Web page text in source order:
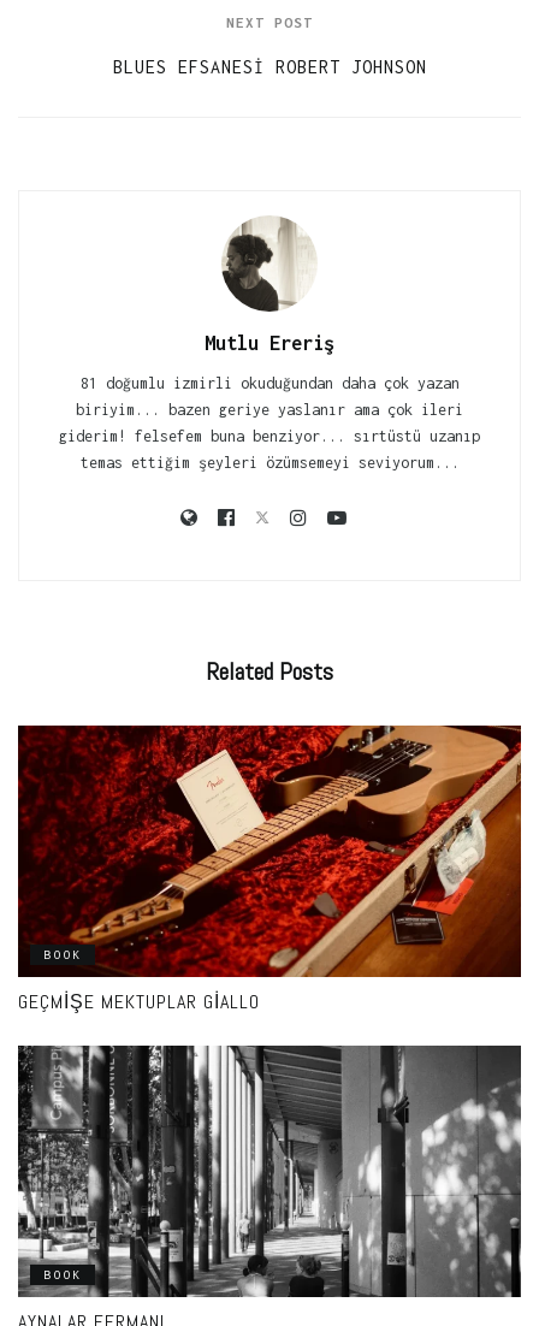
NEXT POST
BLUES EFSANESI ROBERT JOHNSON
Mutlu Ereriş
81 doğumlu izmirli okuduğundan daha çok yazan
biriyim... bazen geriye yaslanır ama çok ileri
giderim! felsefem buna benziyor... sırtüstü uzanıp
temas ettiğim şeyleri özümsemeyi seviyorum...
Related Posts
BOOK
GEÇMIŞE MEKTUPLAR GIALLO
BOOK